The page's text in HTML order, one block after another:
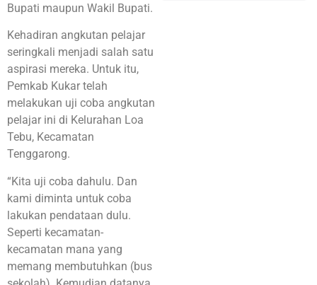
Bupati maupun Wakil Bupati.
Kehadiran angkutan pelajar
seringkali menjadi salah satu
aspirasi mereka. Untuk itu,
Pemkab Kukar telah
melakukan uji coba angkutan
pelajar ini di Kelurahan Loa
Tebu, Kecamatan
Tenggarong.
“Kita uji coba dahulu. Dan
kami diminta untuk coba
lakukan pendataan dulu.
Seperti kecamatan-
kecamatan mana yang
memang membutuhkan (bus